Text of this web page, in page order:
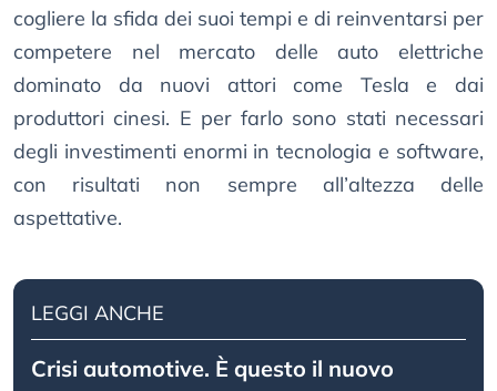
cogliere la sfida dei suoi tempi e di reinventarsi per
competere nel mercato delle auto elettriche
dominato da nuovi attori come Tesla e dai
produttori cinesi. E per farlo sono stati necessari
degli investimenti enormi in tecnologia e software,
con risultati non sempre all’altezza delle
aspettative.
LEGGI ANCHE
Crisi automotive. È questo il nuovo